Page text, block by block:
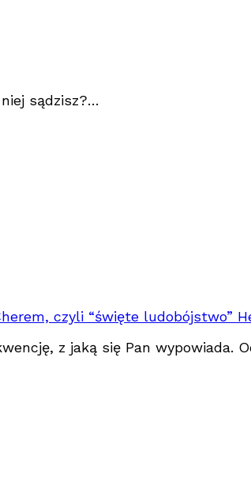
sądzisz?…
czyli “święte ludobójstwo”
z jaką się Pan wypowiada.